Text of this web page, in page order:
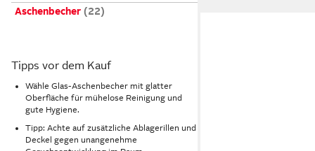
Aschenbecher
Tipps vor dem Kauf
Wähle Glas-Aschenbecher mit glatter
Oberfläche für mühelose Reinigung und
gute Hygiene.
Tipp: Achte auf zusätzliche Ablagerillen und
Deckel gegen unangenehme